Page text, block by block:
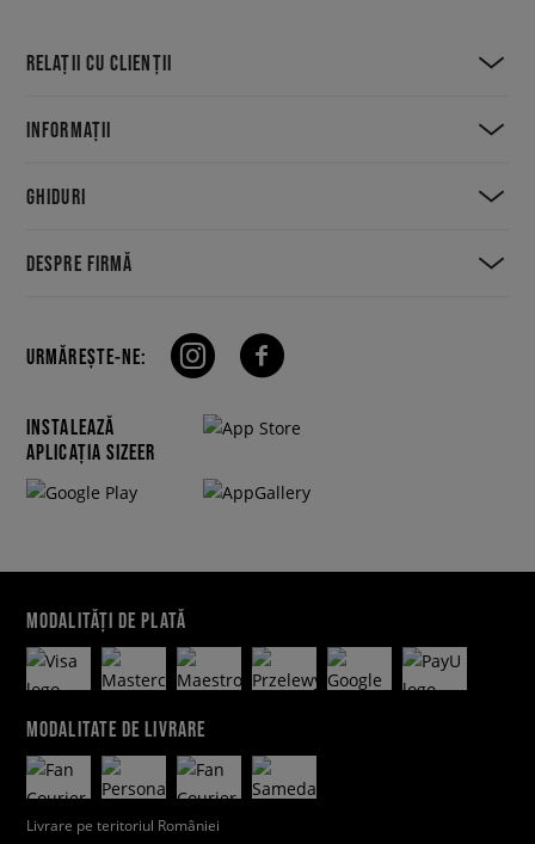
RELAȚII CU CLIENȚII
INFORMAȚII
GHIDURI
DESPRE FIRMĂ
URMĂREȘTE-NE:
INSTALEAZĂ
APLICAȚIA SIZEER
MODALITĂȚI DE PLATĂ
MODALITATE DE LIVRARE
Livrare pe teritoriul României